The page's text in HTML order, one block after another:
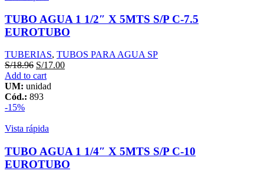
TUBO AGUA 1 1/2″ X 5MTS S/P C-7.5
EUROTUBO
TUBERIAS, TUBOS PARA AGUA SP
S/18.96 S/17.00
Add to cart
UM: unidad
Cód.: 893
-15%
Vista rápida
TUBO AGUA 1 1/4″ X 5MTS S/P C-10
EUROTUBO